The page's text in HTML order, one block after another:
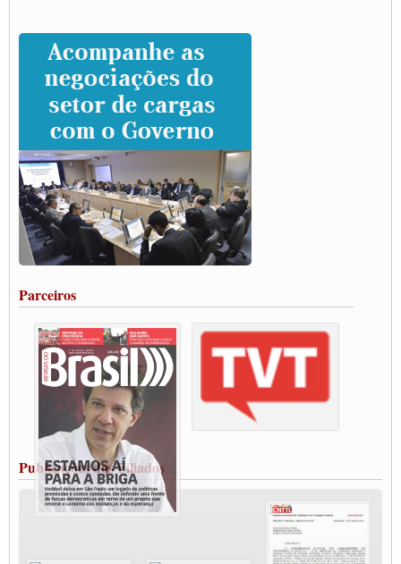
Caminhoneiros prometem paralisação e cobram diálogo com Lula
CNTTL e lideranças de caminhoneiros participam de debate sobre saúde nas
rodovias
Paulinho e Litti debatem política global para transporte rodoviário de cargas na
SUTCRA no Uruguai
Grande Conquista da Categoria transporte de Cargas e Caminhoneiros Autonomos
ENCONTRO INTERNACIONAL EM APOIO A CLASSE TRABALHADORA
DO BRASIL E A ELEIÇÃO 2022
Carta às Brasileiras e aos Brasileiros em Defesa do Estado Democrático de Direito
Paulinho, presidente da CNTTL, faz balanço do 3º Congresso da CNTTL
Caminhoneiros aprovam greve a partir do 1º de novembro
Rodoviários de Feira Santana fazem Assembleia para avaliar proposta de reajuste
salarial
Vacina Já: Lockdown de 24 horas dos trabalhadores em transportes está mantido,
Condutores de Guarulhos farão greve sanitária nesta terça-feira (20)
Paralisação dos Caminhoneiros na #BR285, entrocamento que liga o Mercosul ao
Rio Grande
Caminhoneiros bloqueiam duas faixas na Castello Branco e fazem protesto
Modal-Live #13 Aumento da Violência Contra Mulher e o Adoecimento da Classe
Trabalhadora em Tempos de Pandemia
MODAL-LIVE#12 POLÍTICAS PÚBLICAS DE TRANSPORTE PARA A
CLASSE TRABALHADORA E ELEIÇÕES NA PANDEMIA
MODAL-LIVE#11 POLÍTICAS PÚBLICAS DE TRANSPORTE
JUVENTUDE DO TRANSPORTE: POR QUE DEVEMOS NOS ORGANIZAR?
Fabio Primo testa positivo para Coronavírus, mas está bem de saúde
Modal-Live#9 Quais são os direitos dos trabalhador@s que contraem a Covid-19 na
Parceiros
Publicações dos Filiados